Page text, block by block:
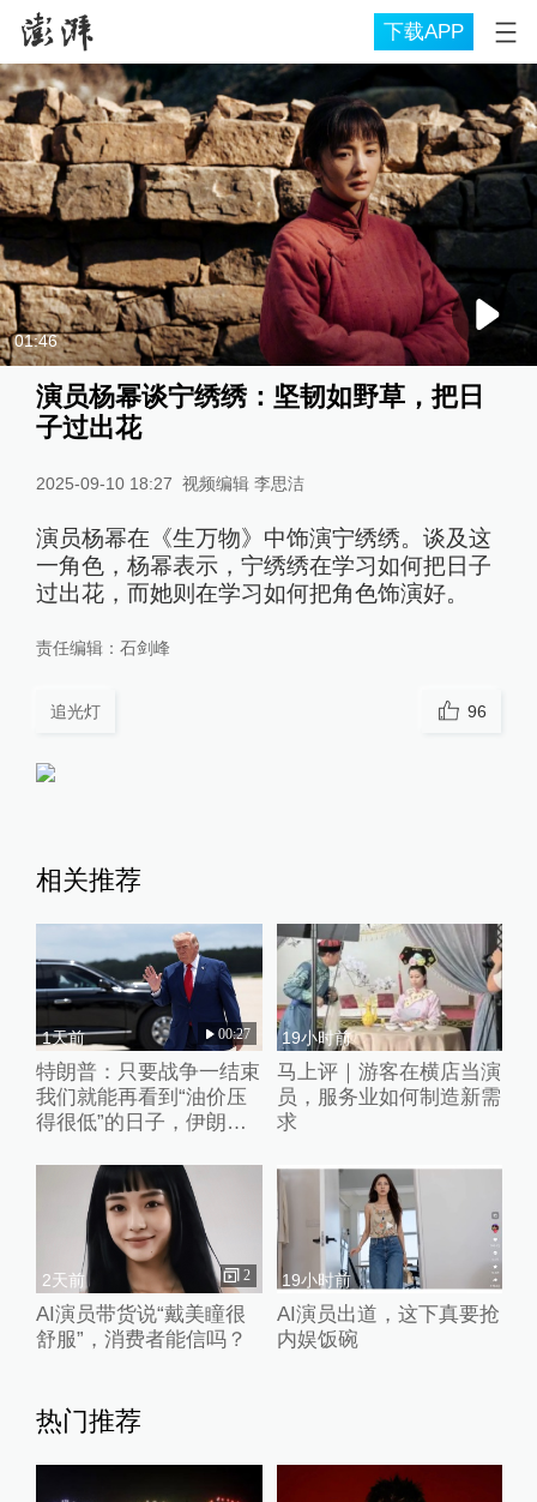
下载APP
01:46
演员杨幂谈宁绣绣：坚韧如野草，把日
子过出花
2025-09-10 18:27 视频编辑 李思洁
演员杨幂在《生万物》中饰演宁绣绣。谈及这
一角色，杨幂表示，宁绣绣在学习如何把日子
过出花，而她则在学习如何把角色饰演好。
责任编辑： 石剑峰
追光灯 96
相关推荐
1天前 00:27
特朗普：只要战争一结束
我们就能再看到“油价压
得很低”的日子，伊朗撑
19小时前
马上评｜游客在横店当演
员，服务业如何制造新需
求
2天前 2
AI演员带货说“戴美瞳很
舒服”，消费者能信吗？
19小时前
AI演员出道，这下真要抢
内娱饭碗
热门推荐